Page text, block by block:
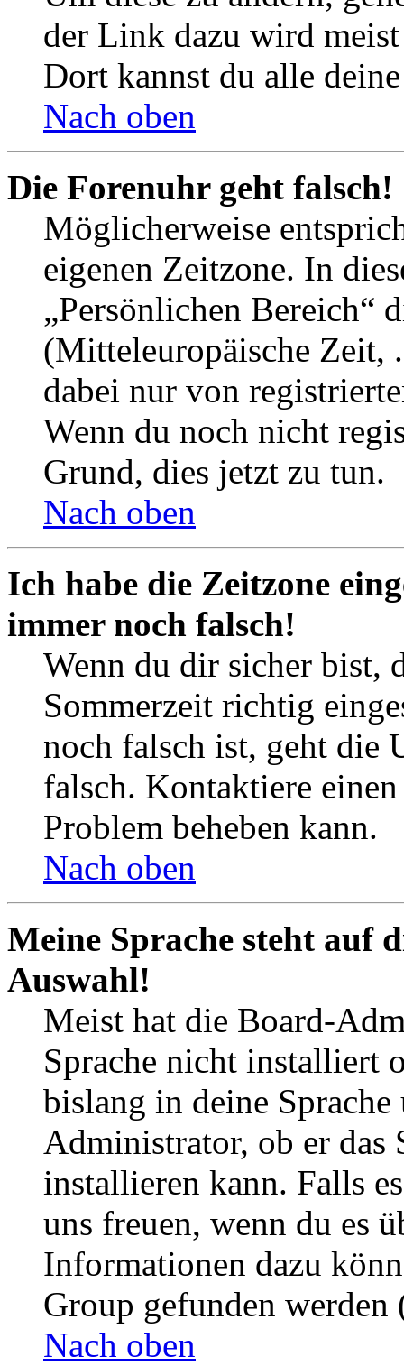
der Link dazu wird
Dort kannst du alle
Nach oben
Die Forenuhr geht falsch!
Möglicherweise
eigenen Zeitzone. In
„Persönlichen Bereich“
(Mitteleuropäische Zeit,
dabei nur von
Wenn du noch nicht
Grund, dies jetzt zu tun.
Nach oben
Ich habe die Zeitzone
immer noch falsch!
Wenn du dir sicher bist,
Sommerzeit richtig
noch falsch ist, geht die
falsch. Kontaktiere
Problem beheben kann.
Nach oben
Meine Sprache steht auf
Auswahl!
Meist hat die Board-
Sprache nicht installiert
bislang in deine
Administrator, ob er das
installieren kann. Falls
uns freuen, wenn du es
Informationen dazu
Group gefunden
Nach oben